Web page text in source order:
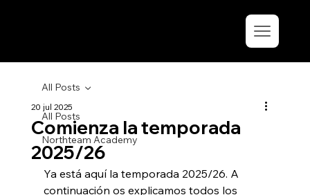
All Posts
Northteam Academy
All Posts
Comienza la temporada
2025/26
20 jul 2025
Ya está aquí la temporada 2025/26. A
continuación os explicamos todos los